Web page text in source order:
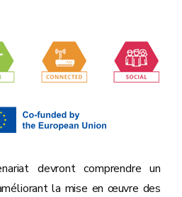
devront comprendre un
la mise en œuvre des